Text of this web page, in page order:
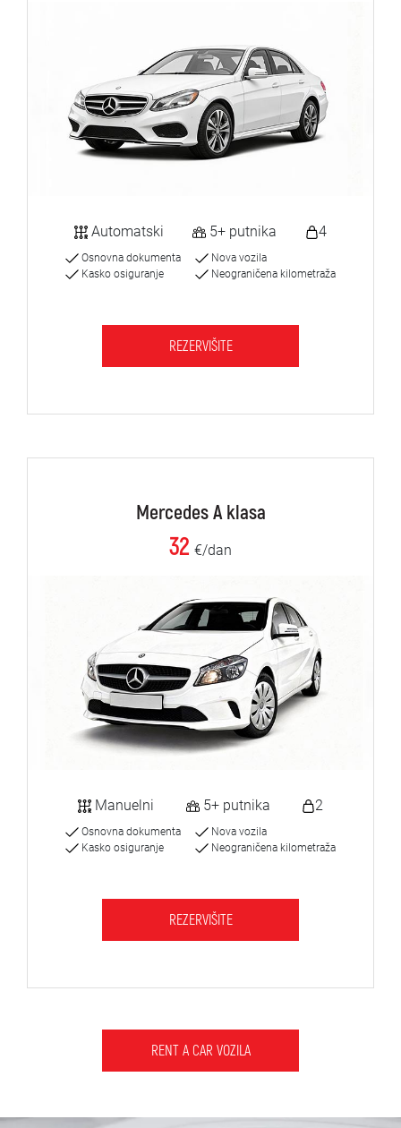
Automatski 5+ putnika 4
Osnovna dokumenta
Kasko osiguranje
Nova vozila
Neograničena kilometraža
REZERVIŠITE
Mercedes A klasa
32 €/dan
Manuelni 5+ putnika 2
Osnovna dokumenta
Kasko osiguranje
Nova vozila
Neograničena kilometraža
REZERVIŠITE
RENT A CAR VOZILA